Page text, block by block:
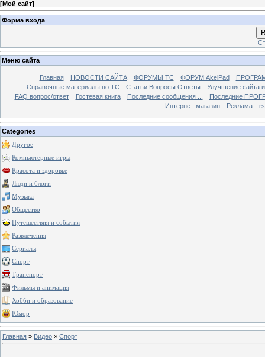
[Мой сайт]
Форма входа
Меню сайта
Главная НОВОСТИ САЙТА ФОРУМЫ TC ФОРУМ AkelPad
Справочные материалы по TС
Статьи Вопросы Ответы
Улучшение сайта
FAQ вопрос/ответ
Гостевая книга Последние сообщения ...
Последние
Интернет-магазин
Реклама
Categories
Другое
Компьютерные игры
Красота и здоровье
Люди и блоги
Музыка
Общество
Путешествия и события
Развлечения
Сериалы
Спорт
Транспорт
Фильмы и анимация
Хобби и образование
Юмор
Главная » Видео » Спорт